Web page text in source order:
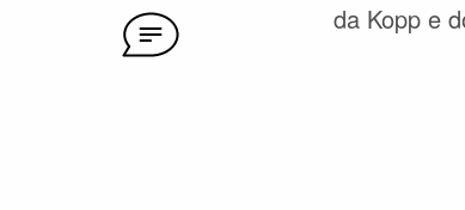
Comentários deste artigo
da Kopp e